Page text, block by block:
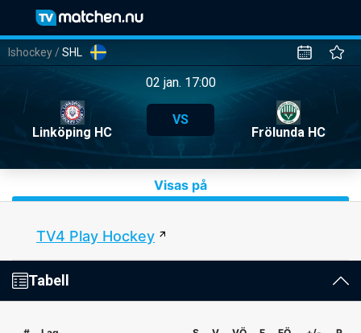
Ishockey /SHL
02 jan. 17:00
Linköping HC
VS
Frölunda HC
Visas på
TV4 Play Hockey
Tabell